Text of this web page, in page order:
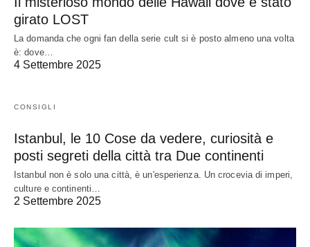
girato LOST
La domanda che ogni fan della serie cult si è posto almeno una volta
è: dove…
4 Settembre 2025
CONSIGLI
Istanbul, le 10 Cose da vedere, curiosità e
posti segreti della città tra Due continenti
Istanbul non è solo una città, è un'esperienza. Un crocevia di imperi,
culture e continenti…
2 Settembre 2025